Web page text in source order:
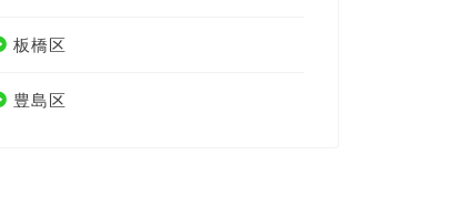
板橋区
豊島区